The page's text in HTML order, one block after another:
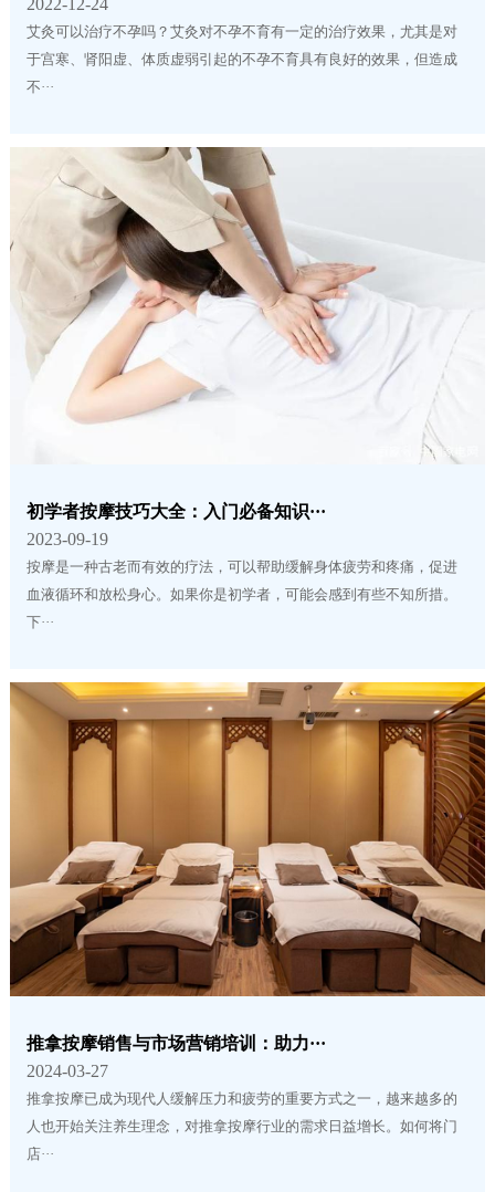
2022-12-24
艾灸可以治疗不孕吗？艾灸对不孕不育有一定的治疗效果，尤其是对
于宫寒、肾阳虚、体质虚弱引起的不孕不育具有良好的效果，但造成
不···
初学者按摩技巧大全：入门必备知识···
2023-09-19
按摩是一种古老而有效的疗法，可以帮助缓解身体疲劳和疼痛，促进
血液循环和放松身心。如果你是初学者，可能会感到有些不知所措。
下···
推拿按摩销售与市场营销培训：助力···
2024-03-27
推拿按摩已成为现代人缓解压力和疲劳的重要方式之一，越来越多的
人也开始关注养生理念，对推拿按摩行业的需求日益增长。如何将门
店···